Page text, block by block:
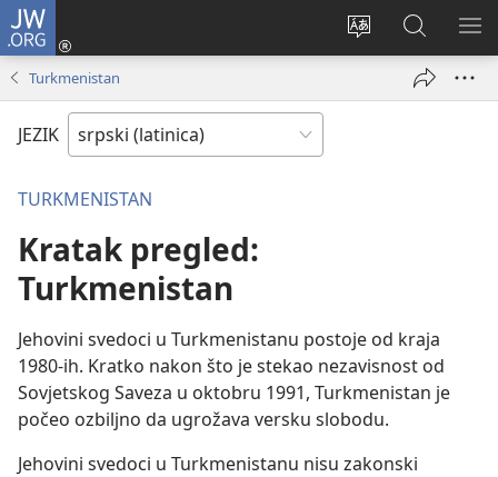
JW.ORG
Promeni
Prijava
(otvara
Pretraga
sajta
JW.ORG
Turkmenistan
JEZIK
TURKMENISTAN
Kratak pregled:
Turkmenistan
Jehovini svedoci u Turkmenistanu postoje od kraja
1980-ih. Kratko nakon što je stekao nezavisnost od
Sovjetskog Saveza u oktobru 1991, Turkmenistan je
počeo ozbiljno da ugrožava versku slobodu.
Jehovini svedoci u Turkmenistanu nisu zakonski